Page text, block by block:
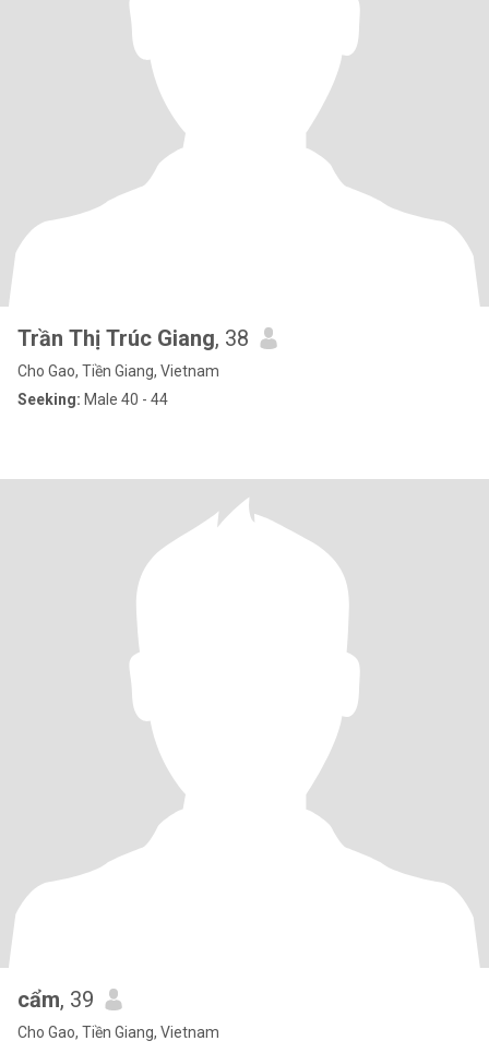
Trần Thị Trúc Giang, 38
Cho Gao, Tiền Giang, Vietnam
Seeking: Male 40 - 44
cẩm, 39
Cho Gao, Tiền Giang, Vietnam